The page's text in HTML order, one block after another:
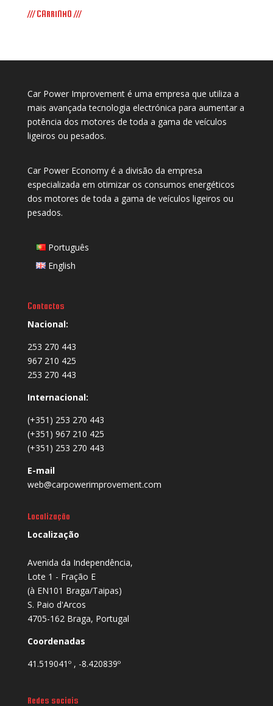
/// CARRINHO ///
Car Power Improvement é uma empresa que utiliza a
mais avançada tecnologia electrónica para aumentar a
potência dos motores de toda a gama de veículos
ligeiros ou pesados.
Car Power Economy é a divisão da empresa
especializada em otimizar os consumos energéticos
dos motores de toda a gama de veículos ligeiros ou
pesados.
Português
English
Contactos
Nacional:
253 270 443
967 210 425
253 270 443
Internacional:
(+351) 253 270 443
(+351) 967 210 425
(+351) 253 270 443
E-mail
web@carpowerimprovement.com
Localização
Localização
Avenida da Independência,
Lote 1 - Fração E
(à EN101 Braga/Taipas)
S. Paio d'Arcos
4705-162 Braga, Portugal
Coordenadas
41.519041º , -8.420839º
Redes sociais